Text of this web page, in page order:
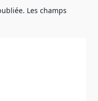
Les champs